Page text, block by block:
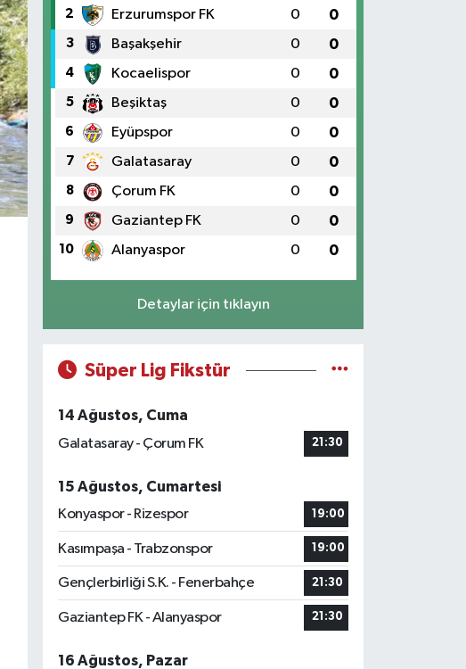
2 Erzurumspor FK 0 0
3 Başakşehir 0 0
4 Kocaelispor 0 0
5 Beşiktaş 0 0
6 Eyüpspor 0 0
7 Galatasaray 0 0
8 Çorum FK 0 0
9 Gaziantep FK 0 0
10 Alanyaspor 0 0
Detaylar için tıklayın
Süper Lig Fikstür
14 Ağustos, Cuma
Galatasaray - Çorum FK
21:30
15 Ağustos, Cumartesi
Konyaspor - Rizespor
19:00
Kasımpaşa - Trabzonspor 19:00
Gençlerbirliği S.K. - Fenerbahçe 21:30
Gaziantep FK - Alanyaspor 21:30
16 Ağustos, Pazar